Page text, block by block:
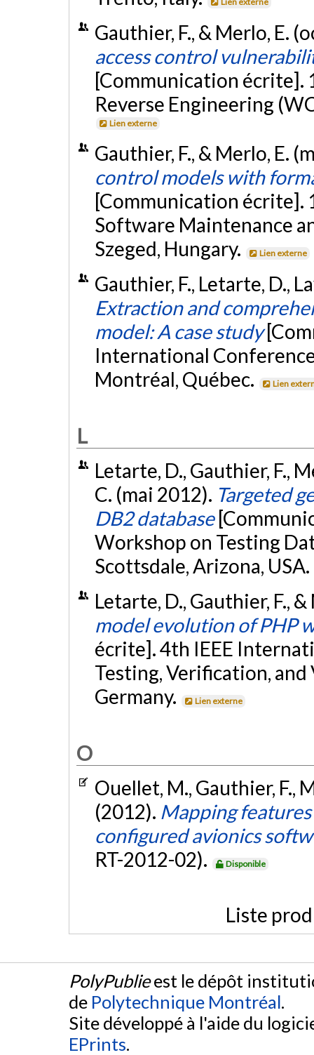
Gauthier, F., & Merlo, E.
access control
[Communication écrite].
Reverse Engineering
Lien externe
Gauthier, F., & Merlo, E.
control models with
[Communication écrite].
Software Maintenance
Szeged, Hungary.
Lien externe
Gauthier, F., Letarte, D.,
Extraction and
model: A case study
International
Montréal, Québec.
Lien
L
Letarte, D., Gauthier, F.,
C. (mai 2012). Targeted
DB2 database
Workshop on Testing
Scottsdale, Arizona, USA.
Letarte, D., Gauthier, F.,
model evolution of PHP
écrite]. 4th IEEE
Testing, Verification,
Germany.
Lien externe
O
Ouellet, M., Gauthier, F.,
(2012). Mapping
configured avionics
RT-2012-02).
Disponible
Liste
PolyPublieest le dépôt
de Polytechnique Montréal.
Site développé à l'aide du
EPrints.